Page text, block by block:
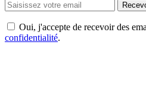
Oui, j'accepte de recevoir des
confidentialité.